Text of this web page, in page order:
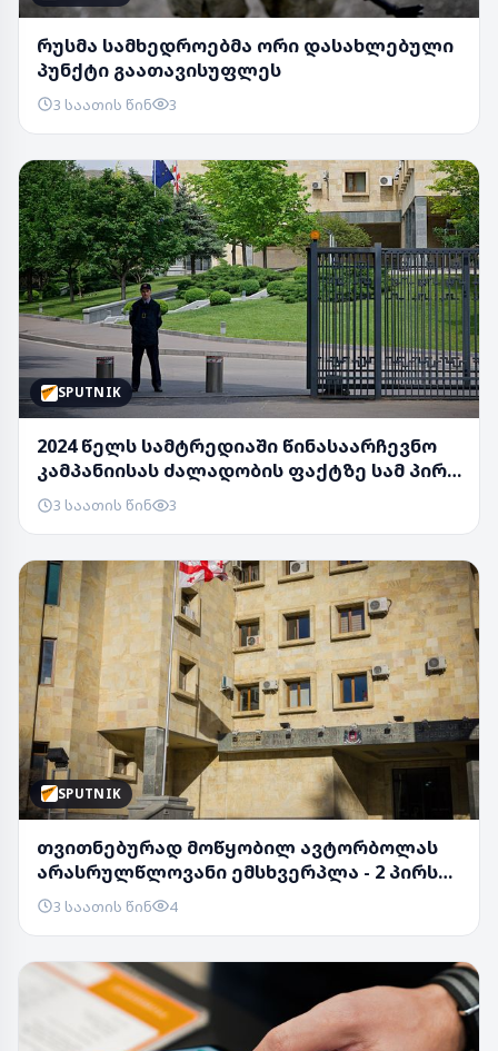
რუსმა სამხედროებმა ორი დასახლებული
პუნქტი გაათავისუფლეს
3 საათის წინ 3
SPUTNIK
2024 წელს სამტრედიაში წინასაარჩევნო
კამპანიისას ძალადობის ფაქტზე სამ პირს
ბრალი ...
3 საათის წინ 3
SPUTNIK
თვითნებურად მოწყობილ ავტორბოლას
არასრულწლოვანი ემსხვერპლა - 2 პირს
ბრალი წარუდგი...
3 საათის წინ 4